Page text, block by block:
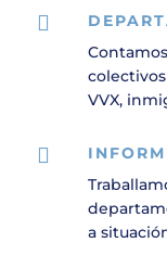

VVX,

a